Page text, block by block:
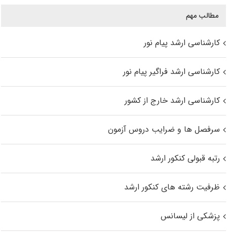
مطالب مهم
کارشناسی ارشد پیام نور
کارشناسی ارشد فراگیر پیام نور
کارشناسی ارشد خارج از کشور
سرفصل ها و ضرایب دروس آزمون
رتبه قبولی کنکور ارشد
ظرفیت رشته های کنکور ارشد
پزشکی از لیسانس